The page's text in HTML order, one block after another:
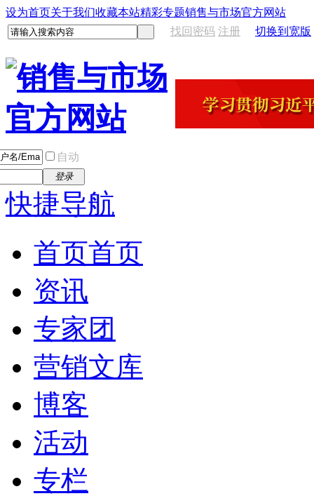
设为首页关于我们收藏本站精彩专题销售与市场官方网站
找回密码 注册 切换到宽版
自动
登录
快捷导航
首页首页
资讯
专家团
营销文库
博客
活动
专栏